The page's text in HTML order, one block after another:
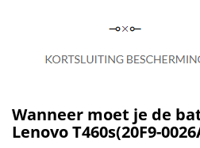
Wanneer moet je de
Lenovo T460s(20F9-